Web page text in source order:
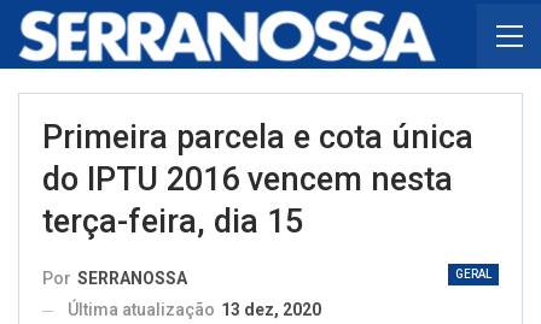
Primeira parcela e cota única
do IPTU 2016 vencem nesta
terça-feira, dia 15
GERAL
Por SERRANOSSA
Última atualização 13 dez, 2020